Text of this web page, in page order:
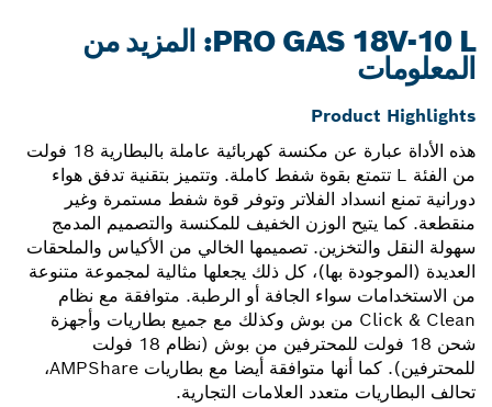
PRO GAS 18V-10 L: المزيد من
المعلومات
Product Highlights
هذه الأداة عبارة عن مكنسة كهربائية عاملة بالبطارية 18 فولت
من الفئة L تتمتع بقوة شفط كاملة. وتتميز بتقنية تدفق هواء
دورانية تمنع انسداد الفلاتر وتوفر قوة شفط مستمرة وغير
منقطعة. كما يتيح الوزن الخفيف للمكنسة والتصميم المدمج
سهولة النقل والتخزين. تصميمها الخالي من الأكياس والملحقات
العديدة (الموجودة بها)، كل ذلك يجعلها مثالية لمجموعة متنوعة
من الاستخدامات سواء الجافة أو الرطبة. متوافقة مع نظام
Click & Clean من بوش وكذلك مع جميع بطاريات وأجهزة
شحن 18 فولت للمحترفين من بوش (نظام 18 فولت
للمحترفين). كما أنها متوافقة أيضا مع بطاريات AMPShare،
تحالف البطاريات متعدد العلامات التجارية.